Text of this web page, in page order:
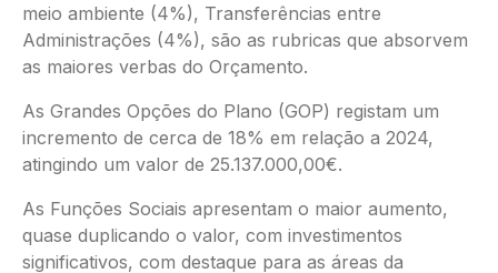
meio ambiente (4%), Transferências entre
Administrações (4%), são as rubricas que absorvem
as maiores verbas do Orçamento.
As Grandes Opções do Plano (GOP) registam um
incremento de cerca de 18% em relação a 2024,
atingindo um valor de 25.137.000,00€.
As Funções Sociais apresentam o maior aumento,
quase duplicando o valor, com investimentos
significativos, com destaque para as áreas da